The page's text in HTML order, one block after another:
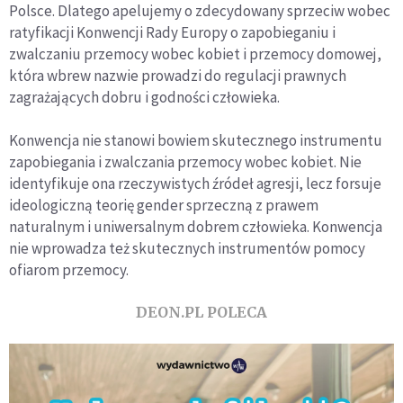
Polsce. Dlatego apelujemy o zdecydowany sprzeciw wobec
ratyfikacji Konwencji Rady Europy o zapobieganiu i
zwalczaniu przemocy wobec kobiet i przemocy domowej,
która wbrew nazwie prowadzi do regulacji prawnych
zagrażających dobru i godności człowieka.
Konwencja nie stanowi bowiem skutecznego instrumentu
zapobiegania i zwalczania przemocy wobec kobiet. Nie
identyfikuje ona rzeczywistych źródeł agresji, lecz forsuje
ideologiczną teorię gender sprzeczną z prawem
naturalnym i uniwersalnym dobrem człowieka. Konwencja
nie wprowadza też skutecznych instrumentów pomocy
ofiarom przemocy.
DEON.PL POLECA